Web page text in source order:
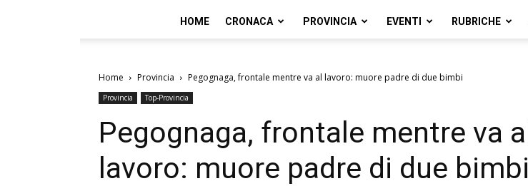
Voce
HOME CRONACA PROVINCIA EVENTI RUBRICHE
Home Provincia Pegognaga, frontale mentre va al lavoro: muore padre di due bimbi
Provincia Top-Provincia
Pegognaga, frontale mentre va al
lavoro: muore padre di due bimbi